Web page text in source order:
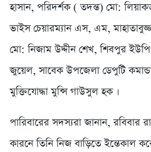
হাসান, পরিদর্শক ( তদন্ত) মো:
ভাইস চেয়ারম্যান এস, এম,
মো: নিজাম উদ্দীন শেখ, শিবপুর ইউপি
জুয়েল, সাবেক উপজেলা ডেপুটি
মুক্তিযোদ্ধা মুন্সি গাউসুল হক ।
পারিবারের সদস্যরা জানান, রবিবার
কারনে তিনি নিজ বাড়িতে ইন্তেকাল